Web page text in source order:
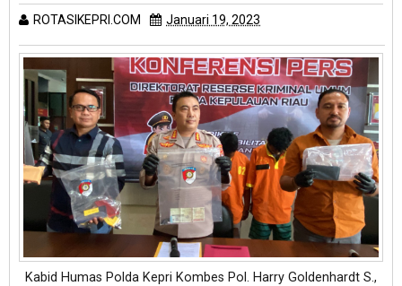
ROTASIKEPRI.COM Januari 19, 2023
Kabid Humas Polda Kepri Kombes Pol. Harry Goldenhardt S.,